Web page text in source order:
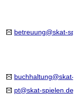
betreuung@skat-
buchhaltung@skat-
pt@skat-spielen.de